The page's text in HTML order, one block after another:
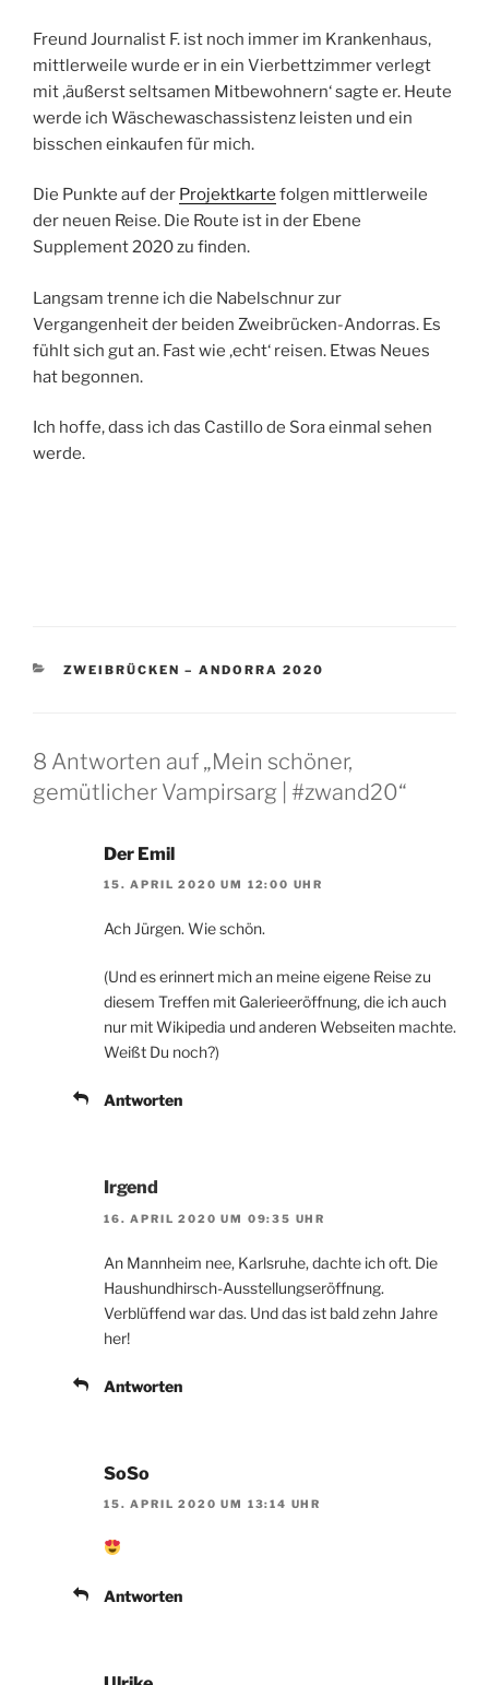
Freund Journalist F. ist noch immer im Krankenhaus,
mittlerweile wurde er in ein Vierbettzimmer verlegt
mit ‚äußerst seltsamen Mitbewohnern‘ sagte er. Heute
werde ich Wäschewaschassistenz leisten und ein
bisschen einkaufen für mich.
Die Punkte auf der Projektkarte folgen mittlerweile
der neuen Reise. Die Route ist in der Ebene
Supplement 2020 zu finden.
Langsam trenne ich die Nabelschnur zur
Vergangenheit der beiden Zweibrücken-Andorras. Es
fühlt sich gut an. Fast wie ‚echt‘ reisen. Etwas Neues
hat begonnen.
Ich hoffe, dass ich das Castillo de Sora einmal sehen
werde.
KATEGORIEN
ZWEIBRÜCKEN – ANDORRA 2020
8 Antworten auf „Mein schöner,
gemütlicher Vampirsarg | #zwand20“
Der Emil
15. APRIL 2020 UM 12:00 UHR
Ach Jürgen. Wie schön.
(Und es erinnert mich an meine eigene Reise zu
diesem Treffen mit Galerieeröffnung, die ich auch
nur mit Wikipedia und anderen Webseiten machte.
Weißt Du noch?)
Antworten
Irgend
16. APRIL 2020 UM 09:35 UHR
An Mannheim nee, Karlsruhe, dachte ich oft. Die
Haushundhirsch-Ausstellungseröffnung.
Verblüffend war das. Und das ist bald zehn Jahre
her!
Antworten
SoSo
15. APRIL 2020 UM 13:14 UHR
Antworten